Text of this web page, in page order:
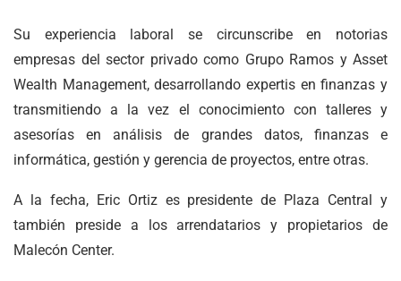
Su experiencia laboral se circunscribe en notorias
empresas del sector privado como Grupo Ramos y Asset
Wealth Management, desarrollando expertis en finanzas y
transmitiendo a la vez el conocimiento con talleres y
asesorías en análisis de grandes datos, finanzas e
informática, gestión y gerencia de proyectos, entre otras.
A la fecha, Eric Ortiz es presidente de Plaza Central y
también preside a los arrendatarios y propietarios de
Malecón Center.